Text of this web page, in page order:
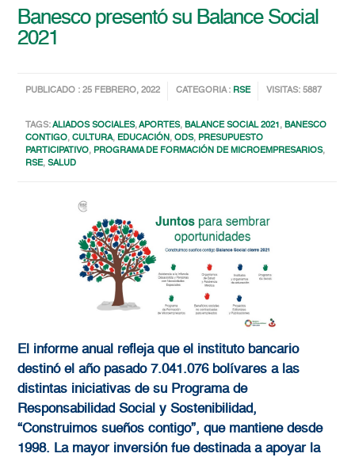
Banesco presentó su Balance Social
2021
PUBLICADO : 25 FEBRERO, 2022 CATEGORIA : RSE VISITAS: 5887
TAGS:ALIADOS SOCIALES,APORTES,BALANCE SOCIAL 2021,BANESCO
CONTIGO,CULTURA, EDUCACIÓN,ODS, PRESUPUESTO
PARTICIPATIVO, PROGRAMA DE FORMACIÓN DE MICROEMPRESARIOS,
RSE,SALUD
El informe anual refleja que el instituto bancario
destinó el año pasado 7.041.076 bolívares a las
distintas iniciativas de su Programa de
Responsabilidad Social y Sostenibilidad,
“Construimos sueños contigo”, que mantiene desde
1998. La mayor inversión fue destinada a apoyar la